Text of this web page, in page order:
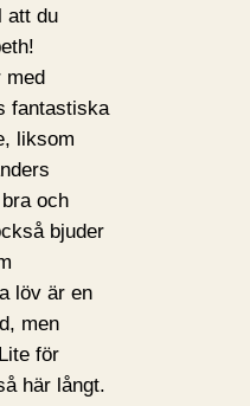
att du
fantastiska
liksom
och
bjuder
löv är en
men
för
här långt.